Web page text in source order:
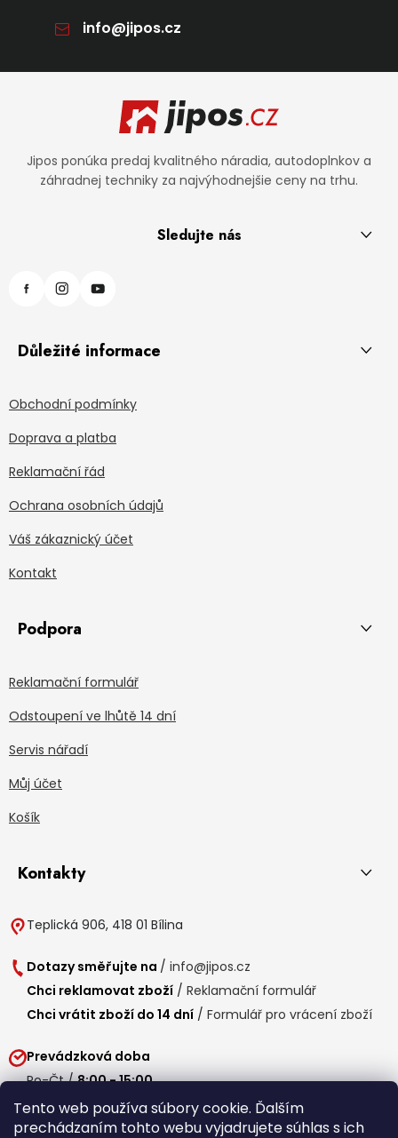
Tento web používa súbory cookie. Ďalším
prechádzaním tohto webu vyjadrujete súhlas s ich
info@jipos.cz
Jipos ponúka predaj kvalitného náradia, autodoplnkov a
záhradnej techniky za najvýhodnejšie ceny na trhu.
Sledujte nás
Důležité informace
Obchodní podmínky
Doprava a platba
Reklamační řád
Ochrana osobních údajů
Váš zákaznický účet
Kontakt
Podpora
Reklamační formulář
Odstoupení ve lhůtě 14 dní
Servis nářadí
Můj účet
Košík
Kontakty
Teplická 906, 418 01 Bílina
Dotazy směřujte na / info@jipos.cz
Chci reklamovat zboží / Reklamační formulář
Chci vrátit zboží do 14 dní / Formulář pro vrácení zboží
Prevádzková doba
Po-Čt /8:00 - 15:00
Pá / 7:30 - 14:30
Obedňajšia prestávka /11:00 - 11:30